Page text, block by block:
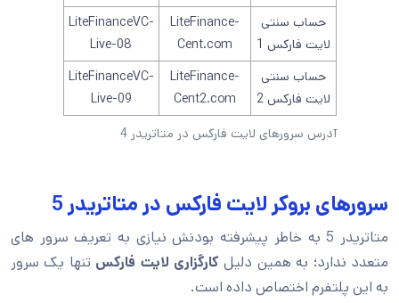
آدرس سرورهای لایت فارکس در متاتریدر 4
حساب سنتی
لایت فارکس 1
LiteFinance-
Cent.com
LiteFinanceVC-
Live-08
حساب سنتی
لایت فارکس 2
LiteFinance-
Cent2.com
LiteFinanceVC-
Live-09
سرورهای بروکر لایت فارکس در متاتریدر 5
متاتریدر 5 به خاطر پیشرفته بودنش نیازی به تعریف سرور های
متعدد ندارد؛ به همین دلیل کارگزاری لایت فارکس تنها یک سرور
به این پلتفرم اختصاص داده است.